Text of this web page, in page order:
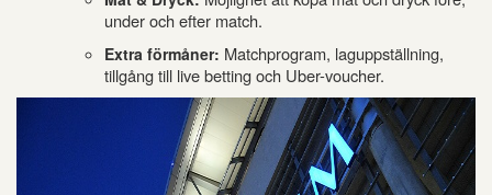
under och efter match.
Extra förmåner: Matchprogram, laguppställning,
tillgång till live betting och Uber-voucher.